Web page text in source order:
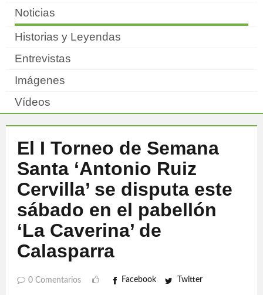
Noticias
Historias y Leyendas
Entrevistas
Imágenes
Vídeos
El I Torneo de Semana
Santa ‘Antonio Ruiz
Cervilla’ se disputa este
sábado en el pabellón
‘La Caverina’ de
Calasparra
0 Comentarios Facebook Twitter